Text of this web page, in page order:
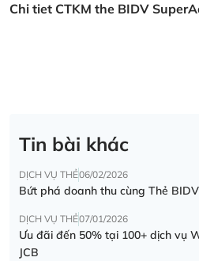
Chi tiet CTKM the BIDV
Tin bài khác
DỊCH VỤ THẺ06/02/2026
Bứt phá doanh thu cùng Thẻ
DỊCH VỤ THẺ07/01/2026
Ưu đãi đến 50% tại 100+ dịch vụ
JCB